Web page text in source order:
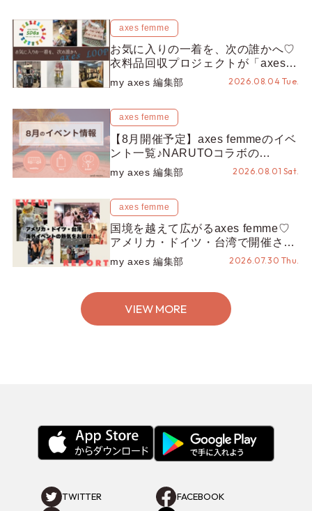
axes femme
お気に入りの一着を、次の誰かへ♡
衣料品回収プロジェクトが「axes
LOOP」にアップデート！活用する
とポイントが手に入る◎
my axes 編集部 2026.08.04 Tue.
axes femme
【8月開催予定】axes femmeのイベ
ント一覧♪NARUTOコラボの
REZEN POPUPから、プチYour
Stage.、ティーパーティまで！8月
my axes 編集部 2026.08.01 Sat.
axes femme
国境を越えて広がるaxes femme♡
アメリカ・ドイツ・台湾で開催され
たイベントをお届け！美沙子さんか
らのコメントも♬【海外イベントレ
my axes 編集部 2026.07.30 Thu.
VIEW MORE
TWITTER FACEBOOK